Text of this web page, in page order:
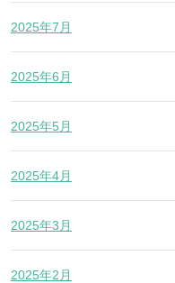
2025年7月
2025年6月
2025年5月
2025年4月
2025年3月
2025年2月